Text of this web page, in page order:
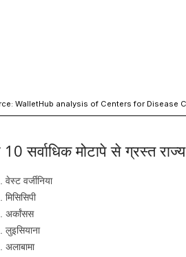
10 सर्वाधिक मोटापे से ग्रस्त राज्य
वेस्ट वर्जीनिया
मिसिसिपी
अर्कांसस
लुइसियाना
अलाबामा